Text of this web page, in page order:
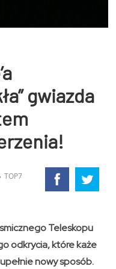
gwiazda
TOP7
Teleskopu
odkrycia, które każe
nowy sposób.